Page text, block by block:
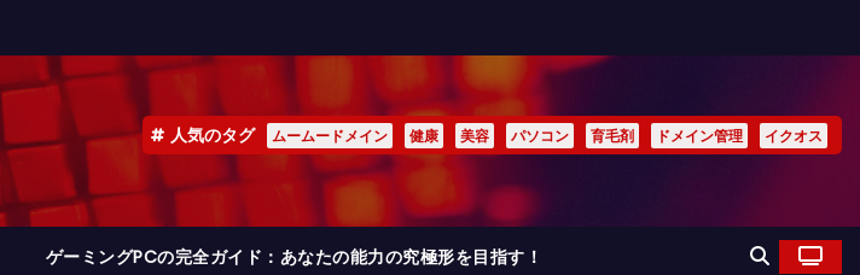
人気のタグ ムームードメイン 健康 美容 パソコン 育毛剤 ドメイン管理 イクオス
ゲーミングPCの完全ガイド：あなたの能力の究極形を目指す！